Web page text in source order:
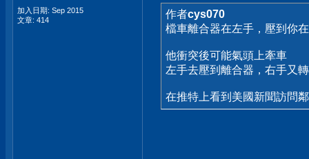
加入日期: Sep 2015
文章: 414
作者cys070
檔車離合器在左手，壓到你
他衝突後可能氣頭上牽車
左手去壓到離合器，右手又
在推特上看到美國新聞訪問